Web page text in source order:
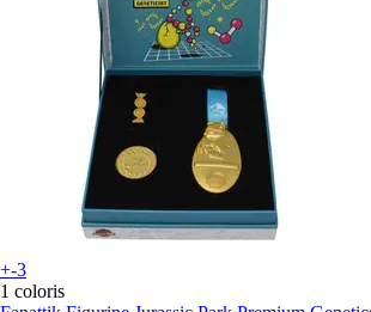
+-3
1 coloris